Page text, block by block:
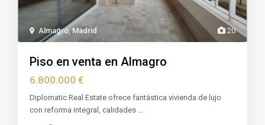
20
Almagro,Madrid
Piso en venta en Almagro
6.800.000 €
Diplomatic Real Estate ofrece fantástica vivienda de lujo
con reforma integral, calidades